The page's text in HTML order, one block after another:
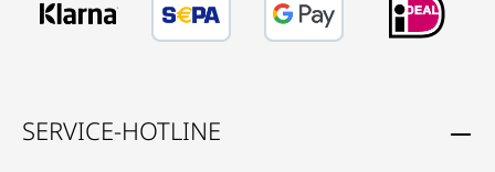
SERVICE-HOTLINE